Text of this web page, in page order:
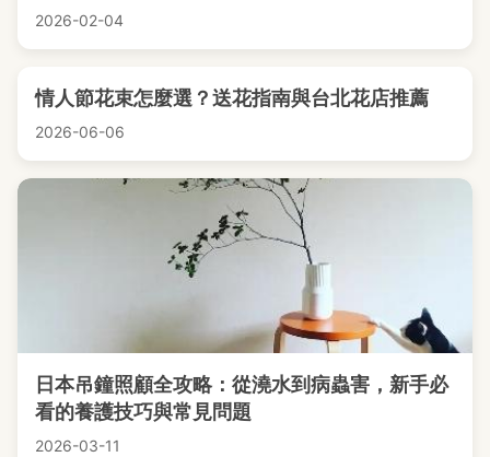
2026-02-04
情人節花束怎麼選？送花指南與台北花店推薦
2026-06-06
日本吊鐘照顧全攻略：從澆水到病蟲害，新手必
看的養護技巧與常見問題
2026-03-11